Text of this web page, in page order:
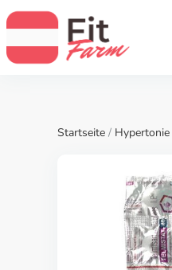
Startseite / Hypertonie